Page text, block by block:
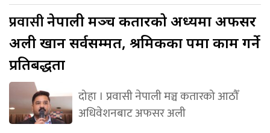
प्रवासीनेपाली मञ्च कतारको अध्यक्षमा अफसर
अली खान सर्वसम्मत, श्रमिकका पक्षमा काम गर्ने
प्रतिबद्धता
दोहा । प्रवासी नेपाली मञ्च कतारको आठौँ
अधिवेशनबाट अफसर अली